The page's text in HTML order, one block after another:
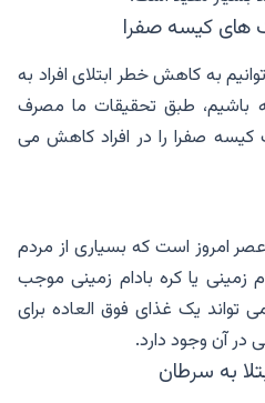
به کاهش خطر ابتلای افراد به
باشیم، طبق تحقیقات ما مصرف
کیسه صفرا را در افراد کاهش می
امروز است که بسیاری از مردم
زمینی یا کره بادام زمینی موجب
تواند یک غذای فوق العاده برای
در آن وجود دارد.